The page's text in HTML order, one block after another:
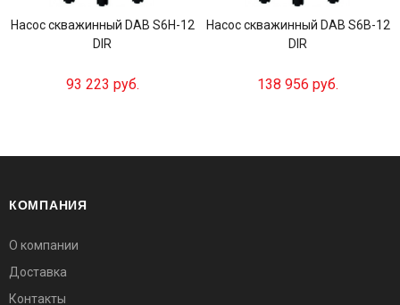
Насос скважинный DAB S6H-12
DIR
93 223 руб.
Насос скважинный DAB S6B-12
DIR
138 956 руб.
КОМПАНИЯ
О компании
Доставка
Контакты